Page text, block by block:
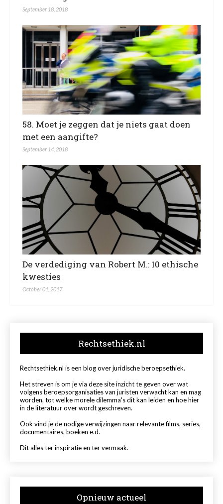
September 18, 2018
58. Moet je zeggen dat je niets gaat doen
met een aangifte?
September 14, 2018
De verdediging van Robert M.: 10 ethische
kwesties
October 01, 2017
Rechtsethiek.nl
Rechtsethiek.nl is een blog over juridische beroepsethiek.
Het streven is om je via deze site inzicht te geven over wat
volgens beroepsorganisaties van juristen verwacht kan en mag
worden, tot welke morele dilemma's dit kan leiden en hoe hier
in de literatuur over wordt geschreven.
Ook vind je de nodige verwijzingen naar relevante films, series,
documentaires, boeken e.d.
Dit alles ter inspiratie en ter vermaak.
Opnieuw actueel